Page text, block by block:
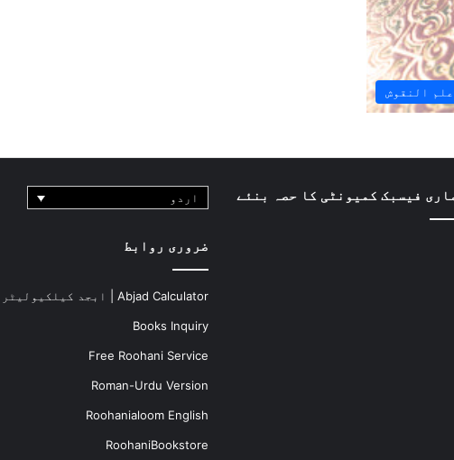
علم النقوش
فیسبک کمیونٹی کا حصہ بنئے اردو
ضروری روابط
Abjad Calculator | ابجد کیلکیولیٹر
Books Inquiry
Free Roohani Service
Roman-Urdu Version
Roohanialoom English
RoohaniBookstore